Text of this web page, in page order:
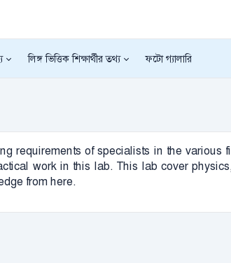
লিঙ্গ ভিত্তিক শিক্ষার্থীর তথ্য ফটো গ্যালারি
requirements of specialists in the various
work in this lab. This lab cover
from here.